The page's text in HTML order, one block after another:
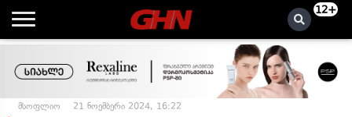
12+
მსოფლიო 21 ნოემბერი 2024, 16:22